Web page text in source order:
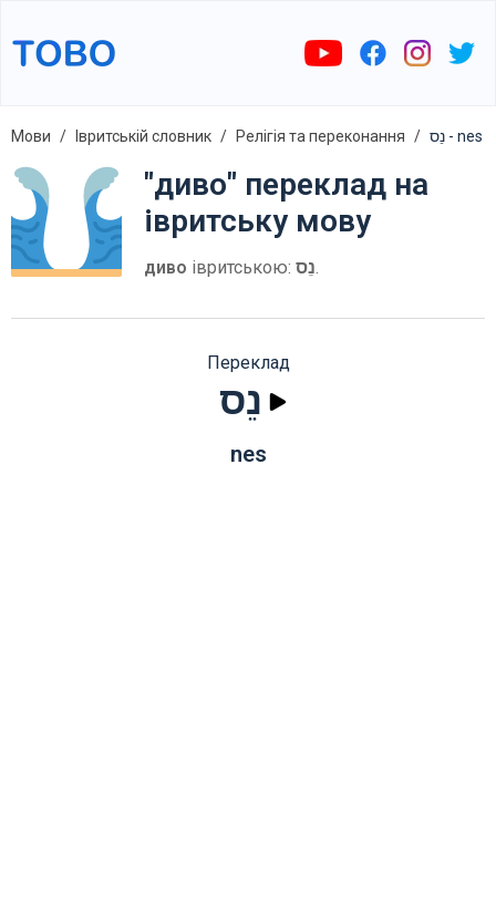
Мови Івритській словник Релігія та переконання נֵס - nes
"диво" переклад на
івритську мову
диво івритською: נֵס.
Переклад
נֵס
nes